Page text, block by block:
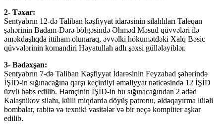
2- Təxar:
Sentyabrın 12-də Taliban kəşfiyyat idarəsinin silahlıları Taleqan
şəhərinin Badam-Dərə bölgəsində Əhməd Məsud qüvvələri ilə
əməkdaşlıqda ittiham olunaraq, əvvəlki hökumətdəki Xalq Bəsic
qüvvələrinin komandiri Həyatullah adlı şəxsi güllələyiblər.
3- Bədəxşan:
Sentyabrın 7-də Taliban Kəşfiyyat İdarəsinin Feyzabad şəhərində
İŞİD-in sığınacağına qarşı keçirdiyi əməliyyat nəticəsində 12 İŞİD
üzvü həbs edilib. Həmçinin İŞİD-in bu sığınacağından 2 ədəd
Kalaşnikov silahı, külli miqdarda döyüş patronu, əldəqayırma lüləli
bombalar, rabitə və texniki vasitələr və bir neçə kompüter aşkar
edilib.